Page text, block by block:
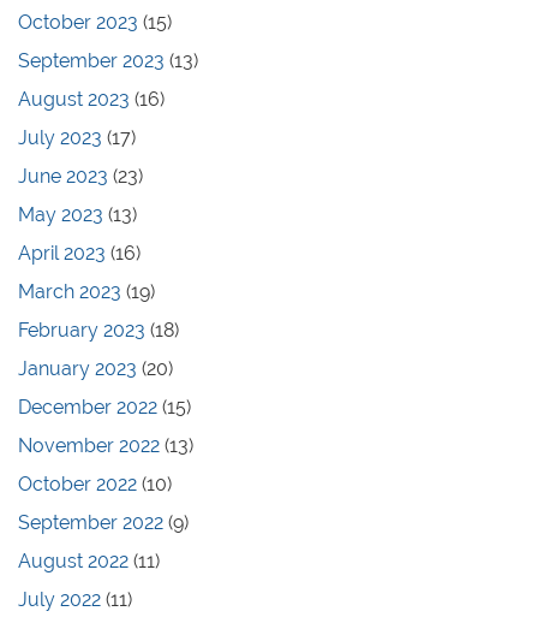
October 2023 (15)
September 2023 (13)
August 2023 (16)
July 2023 (17)
June 2023 (23)
May 2023 (13)
April 2023 (16)
March 2023 (19)
February 2023 (18)
January 2023 (20)
December 2022 (15)
November 2022 (13)
October 2022 (10)
September 2022 (9)
August 2022 (11)
July 2022 (11)